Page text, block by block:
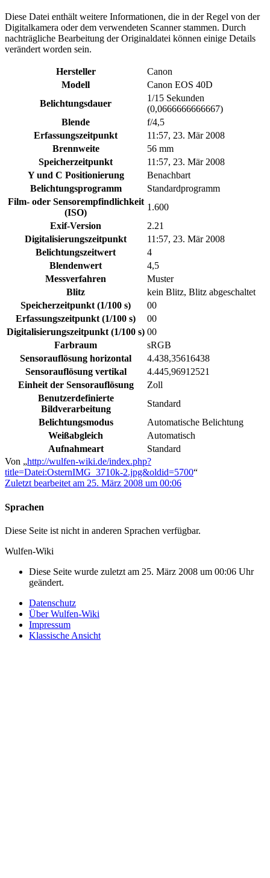
Diese Datei enthält weitere Informationen, die in der Regel von der
Digitalkamera oder dem verwendeten Scanner stammen. Durch
nachträgliche Bearbeitung der Originaldatei können einige Details
verändert worden sein.
Hersteller
Canon
Modell
Canon EOS 40D
Belichtungsdauer
1/15 Sekunden
(0,0666666666667)
Blende
f/4,5
Erfassungszeitpunkt
11:57, 23. Mär 2008
Brennweite
56 mm
Speicherzeitpunkt
11:57, 23. Mär 2008
Y und C Positionierung
Benachbart
Belichtungsprogramm
Standardprogramm
Film- oder Sensorempfindlichkeit
(ISO)
1.600
Exif-Version
2.21
Digitalisierungszeitpunkt
11:57, 23. Mär 2008
Belichtungszeitwert
4
Blendenwert
4,5
Messverfahren
Muster
Blitz
kein Blitz, Blitz abgeschaltet
Speicherzeitpunkt (1/100 s)
00
Erfassungszeitpunkt (1/100 s)
00
Digitalisierungszeitpunkt (1/100 s) 00
Farbraum
sRGB
Sensorauflösung horizontal
4.438,35616438
Sensorauflösung vertikal
4.445,96912521
Einheit der Sensorauflösung
Zoll
Benutzerdefinierte
Bildverarbeitung
Standard
Belichtungsmodus
Automatische Belichtung
Weißabgleich
Automatisch
Aufnahmeart
Standard
Von „http://wulfen-wiki.de/index.php?
title=Datei:OsternIMG_3710k-2.jpg&oldid=5700“
Zuletzt bearbeitet am 25. März 2008 um 00:06
Sprachen
Diese Seite ist nicht in anderen Sprachen verfügbar.
Wulfen-Wiki
Diese Seite wurde zuletzt am 25. März 2008 um 00:06 Uhr
geändert.
Datenschutz
Über Wulfen-Wiki
Impressum
Klassische Ansicht